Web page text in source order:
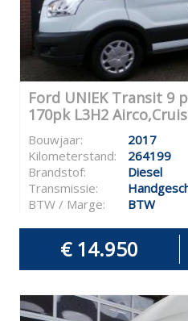
Ford UNIEK Transit 9
170pk L3H2
Bouwjaar:
2017
Kilometerstand:
264199
Brandstof:
Diesel
Transmissie:
BTW / Marge:
BTW
€ 14.950